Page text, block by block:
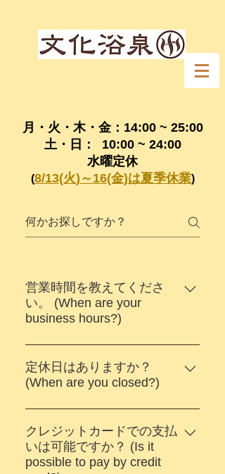
月・火・木・金：14:00 ~ 25:00
​土・日： 10:00 ~ 24:00
水曜定休
(8/13(火)～16(金)は夏季休業)
営業時間を教えてくださ
い。 (When are your
business hours?)
当店の通常営業時間は15:30～
25:00となっております。ま
た、最終受付は24:30になりま
bath every Sunday is 8:00 ~
12:00)
定休日はありますか？
(When are you closed?)
当店は不定休ですので、休業
の場合は事前に店頭、SNS等
でお知らせします。 (We don't
have fixed days off. we will
クレジットカードでの支払
いは可能ですか？ (Is it
possible to pay by credit